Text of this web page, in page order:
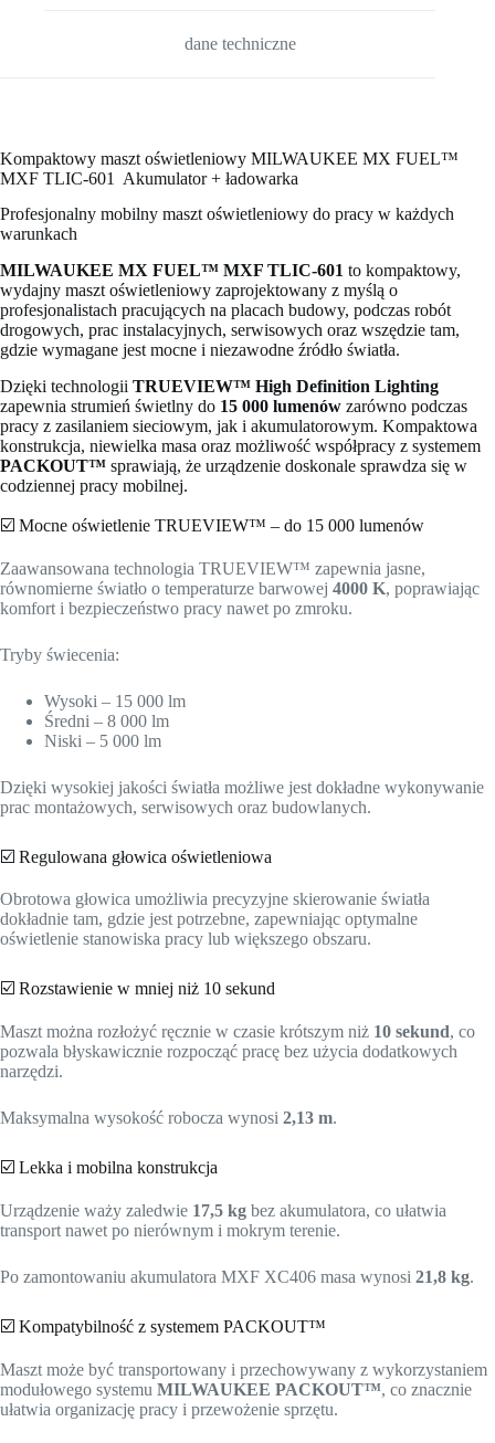
dane techniczne
Kompaktowy maszt oświetleniowy MILWAUKEE MX FUEL™
MXF TLIC-601 Akumulator + ładowarka
Profesjonalny mobilny maszt oświetleniowy do pracy w każdych
warunkach
MILWAUKEE MX FUEL™ MXF TLIC-601 to kompaktowy,
wydajny maszt oświetleniowy zaprojektowany z myślą o
profesjonalistach pracujących na placach budowy, podczas robót
drogowych, prac instalacyjnych, serwisowych oraz wszędzie tam,
gdzie wymagane jest mocne i niezawodne źródło światła.
Dzięki technologii TRUEVIEW™ High Definition Lighting
zapewnia strumień świetlny do 15 000 lumenów zarówno podczas
pracy z zasilaniem sieciowym, jak i akumulatorowym. Kompaktowa
konstrukcja, niewielka masa oraz możliwość współpracy z systemem
PACKOUT™ sprawiają, że urządzenie doskonale sprawdza się w
codziennej pracy mobilnej.
☑️ Mocne oświetlenie TRUEVIEW™ – do 15 000 lumenów
Zaawansowana technologia TRUEVIEW™ zapewnia jasne,
równomierne światło o temperaturze barwowej 4000 K, poprawiając
komfort i bezpieczeństwo pracy nawet po zmroku.
Tryby świecenia:
Wysoki – 15 000 lm
Średni – 8 000 lm
Niski – 5 000 lm
Dzięki wysokiej jakości światła możliwe jest dokładne wykonywanie
prac montażowych, serwisowych oraz budowlanych.
☑️ Regulowana głowica oświetleniowa
Obrotowa głowica umożliwia precyzyjne skierowanie światła
dokładnie tam, gdzie jest potrzebne, zapewniając optymalne
oświetlenie stanowiska pracy lub większego obszaru.
☑️ Rozstawienie w mniej niż 10 sekund
Maszt można rozłożyć ręcznie w czasie krótszym niż 10 sekund, co
pozwala błyskawicznie rozpocząć pracę bez użycia dodatkowych
narzędzi.
Maksymalna wysokość robocza wynosi 2,13 m.
☑️ Lekka i mobilna konstrukcja
Urządzenie waży zaledwie 17,5 kg bez akumulatora, co ułatwia
transport nawet po nierównym i mokrym terenie.
Po zamontowaniu akumulatora MXF XC406 masa wynosi 21,8 kg.
☑️ Kompatybilność z systemem PACKOUT™
Maszt może być transportowany i przechowywany z wykorzystaniem
modułowego systemu MILWAUKEE PACKOUT™, co znacznie
ułatwia organizację pracy i przewożenie sprzętu.